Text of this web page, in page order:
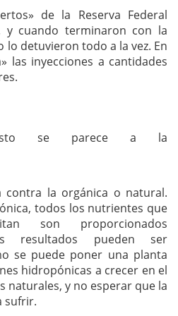
de la Reserva Federal
y cuando terminaron con la
lo detuvieron todo a la vez. En
las inyecciones a cantidades
se parece a la
contra la orgánica o natural.
todos los nutrientes que
son proporcionados
resultados pueden ser
se puede poner una planta
hidropónicas a crecer en el
naturales, y no esperar que la
sufrir.